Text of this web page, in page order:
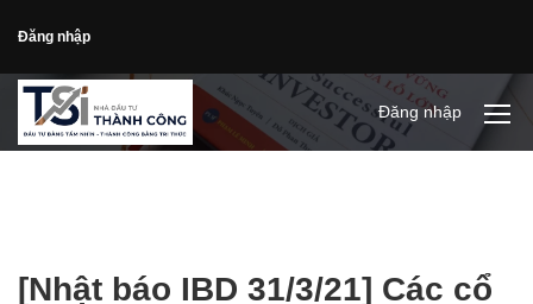
Đăng nhập
Đăng nhập
[Nhật báo IBD 31/3/21] Các cổ